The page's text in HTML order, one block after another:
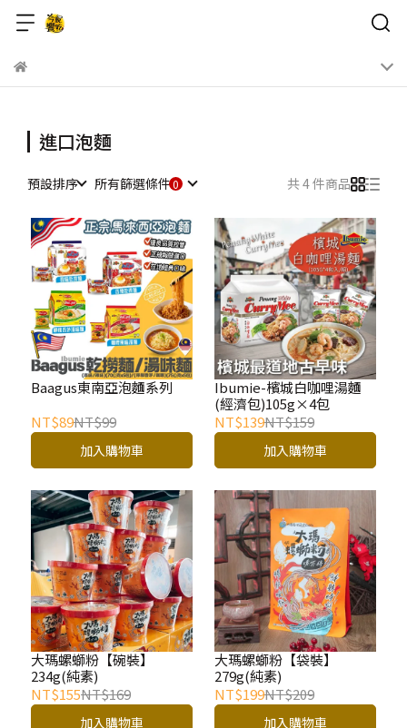
進口泡麵
預設排序 所有篩選條件 共 4 件商品
Baagus東南亞泡麵系列
NT$89NT$99
加入購物車
Ibumie-檳城白咖哩湯麵
(經濟包)105g×4包
NT$139NT$159
加入購物車
大瑪螺螄粉【碗裝】
234g(純素)
NT$155NT$169
加入購物車
大瑪螺螄粉【袋裝】
279g(純素)
NT$199NT$209
加入購物車